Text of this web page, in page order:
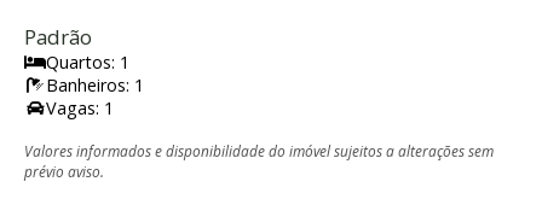
Padrão
Quartos: 1
Banheiros: 1
Vagas: 1
Valores informados e disponibilidade do imóvel sujeitos a alterações sem
prévio aviso.